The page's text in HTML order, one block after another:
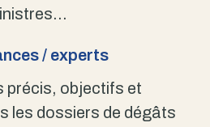
/ experts
précis, objectifs et
les dossiers de dégâts